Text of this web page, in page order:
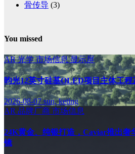
骨传导 (3)
You missed
AR光学市场信息显示屏
昀光12英寸硅基OLED项目主体工程
2026-08-07sun, keting
AR 品牌厂商 市场信息
24K黄金、纯银打造，Caviar推出奢
镜